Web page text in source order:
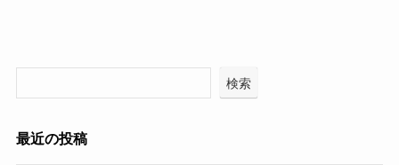
検索
最近の投稿